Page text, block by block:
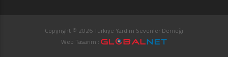
Copyright © 2026 Türkiye Yardım Sevenler Derneği
Web Tasarım :